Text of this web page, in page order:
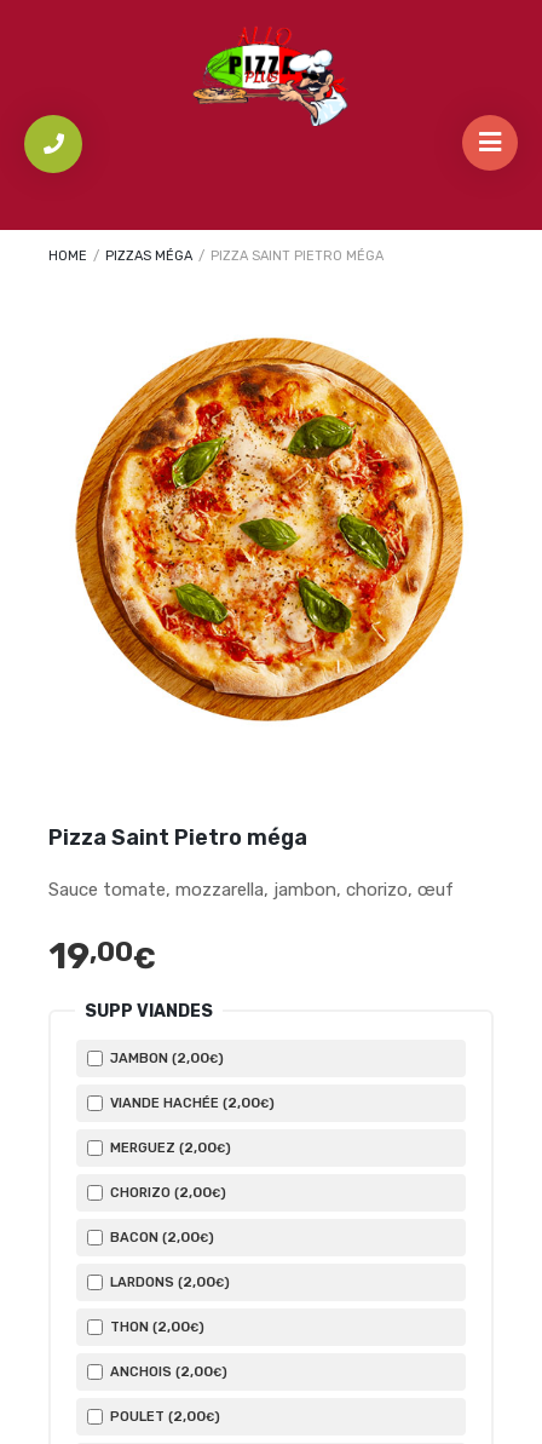
HOME / PIZZAS MÉGA / PIZZA SAINT PIETRO MÉGA
Pizza Saint Pietro méga
Sauce tomate, mozzarella, jambon, chorizo, œuf
19,00€
SUPP VIANDES
JAMBON (2,00€)
VIANDE HACHÉE (2,00€)
MERGUEZ (2,00€)
CHORIZO (2,00€)
BACON (2,00€)
LARDONS (2,00€)
THON (2,00€)
ANCHOIS (2,00€)
POULET (2,00€)